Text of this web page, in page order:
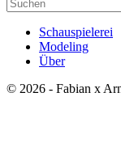
Schauspielerei
Modeling
Über
© 2026 - Fabian x